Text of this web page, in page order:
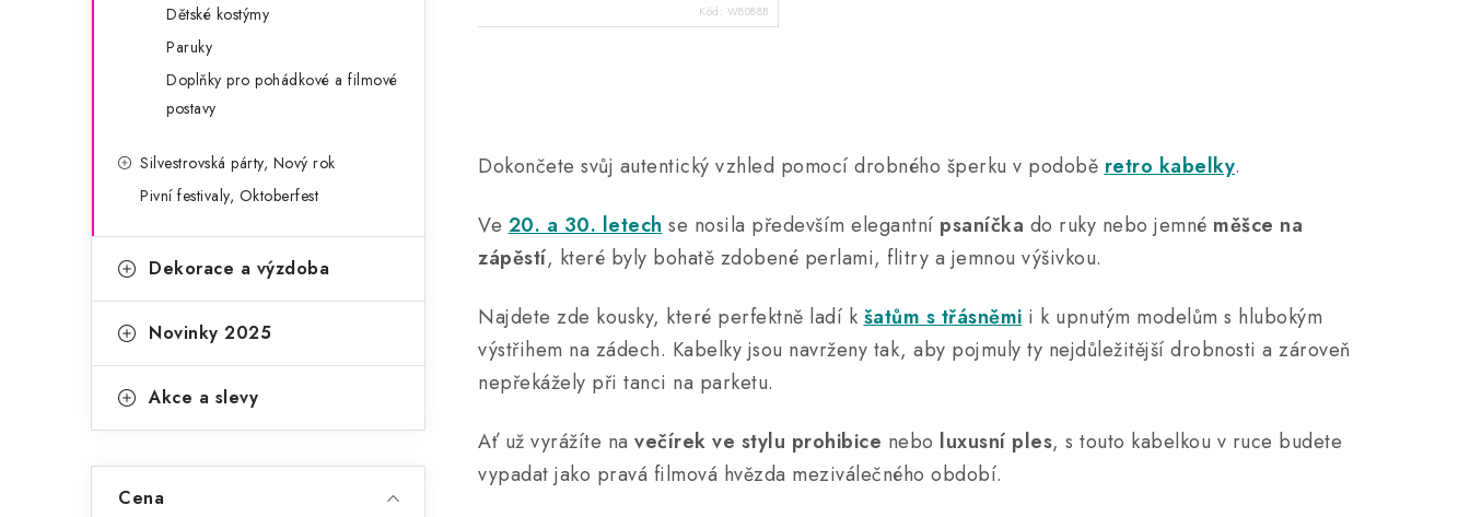
Dětské kostýmy
Paruky
Doplňky pro pohádkové a filmové
postavy
Silvestrovská párty, Nový rok
Pivní festivaly, Oktoberfest
Dekorace a výzdoba
Novinky 2025
Akce a slevy
Cena
Kód: W8088B
v
l
á
d
c
í
p
r
v
Dokončete svůj autentický vzhled pomocí drobného šperku v podoběretro kabelky.
Ve20. a 30. letechse nosila především elegantní psaníčka do ruky nebo jemné měšce na
zápěstí, které byly bohatě zdobené perlami, flitry a jemnou výšivkou.
Najdete zde kousky, které perfektně ladí kšatům s třásněmii k upnutým modelům s hlubokým
výstřihem na zádech. Kabelky jsou navrženy tak, aby pojmuly ty nejdůležitější drobnosti a zároveň
nepřekážely při tanci na parketu.
Ať už vyrážíte na večírek ve stylu prohibice nebo luxusní ples, s touto kabelkou v ruce budete
vypadat jako pravá filmová hvězda meziválečného období.